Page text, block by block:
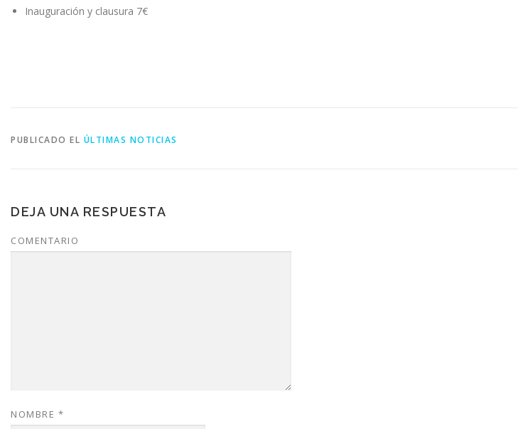
Inauguración y clausura 7€
PUBLICADO EL ÚLTIMAS NOTICIAS
DEJA UNA RESPUESTA
COMENTARIO
NOMBRE *